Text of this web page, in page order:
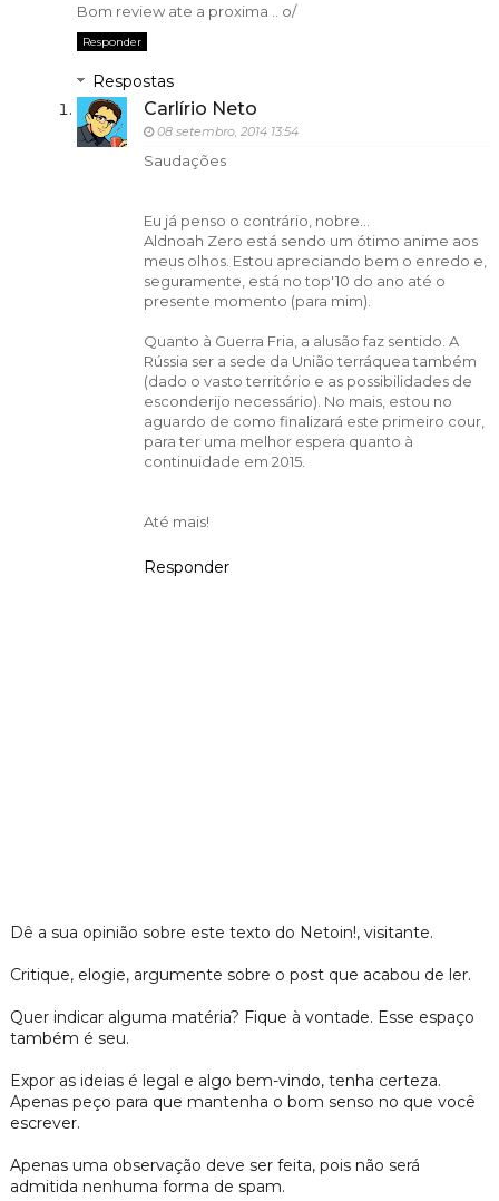
Bom review ate a proxima .. o/
Responder
Respostas
Carlírio Neto
08 setembro, 2014 13:54
Saudações
Eu já penso o contrário, nobre...
Aldnoah Zero está sendo um ótimo anime aos
meus olhos. Estou apreciando bem o enredo e,
seguramente, está no top'10 do ano até o
presente momento (para mim).
Quanto à Guerra Fria, a alusão faz sentido. A
Rússia ser a sede da União terráquea também
(dado o vasto território e as possibilidades de
esconderijo necessário). No mais, estou no
aguardo de como finalizará este primeiro cour,
para ter uma melhor espera quanto à
continuidade em 2015.
Até mais!
Responder
Dê a sua opinião sobre este texto do Netoin!, visitante.
Critique, elogie, argumente sobre o post que acabou de ler.
Quer indicar alguma matéria? Fique à vontade. Esse espaço
também é seu.
Expor as ideias é legal e algo bem-vindo, tenha certeza.
Apenas peço para que mantenha o bom senso no que você
escrever.
Apenas uma observação deve ser feita, pois não será
admitida nenhuma forma de spam.